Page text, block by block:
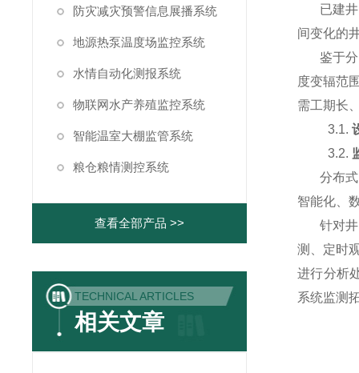
防灾减灾预警信息展播系统
地源热泵温度场监控系统
水情自动化测报系统
物联网水产养殖监控系统
智能温室大棚监管系统
粮仓粮情测控系统
查看全部产品 >>
TECHNICAL ARTICLES
相关文章
已建
间变化的
鉴于
度变辐范
需工期长
3.1.
3.2.
分布
智能化、
针对
测、定时
进行分析
系统监测